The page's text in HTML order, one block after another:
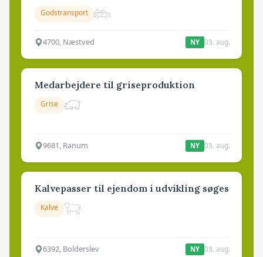
Godstransport
4700, Næstved NY 03. aug.
Medarbejdere til griseproduktion
Grise
9681, Ranum NY 03. aug.
Kalvepasser til ejendom i udvikling søges
Kalve
6392, Bolderslev NY 03. aug.